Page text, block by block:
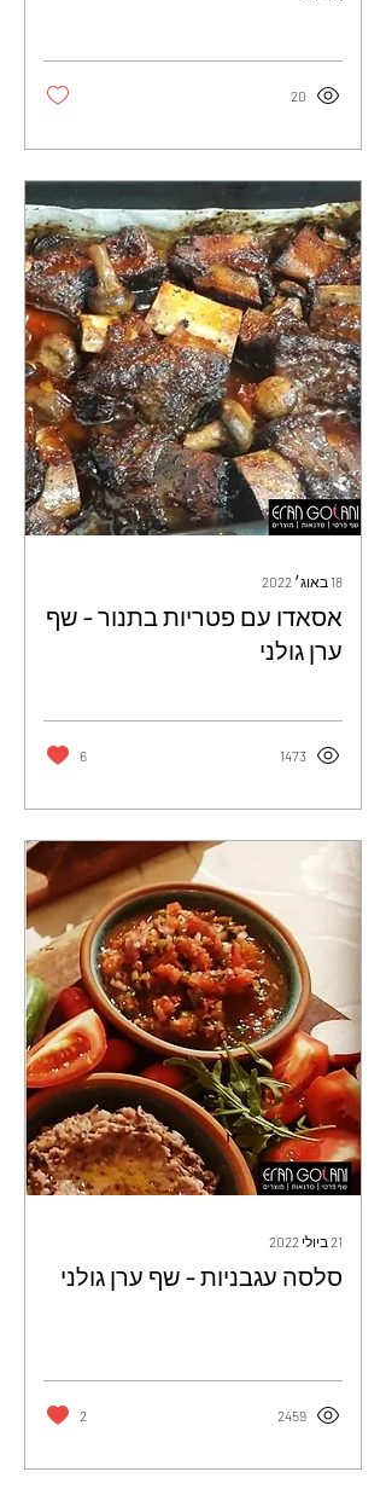
20
18 באוג׳ 2022
אסאדו עם פטריות בתנור - שף
ערן גולני
1473
6
21 ביולי 2022
סלסה עגבניות - שף ערן גולני
2459
2